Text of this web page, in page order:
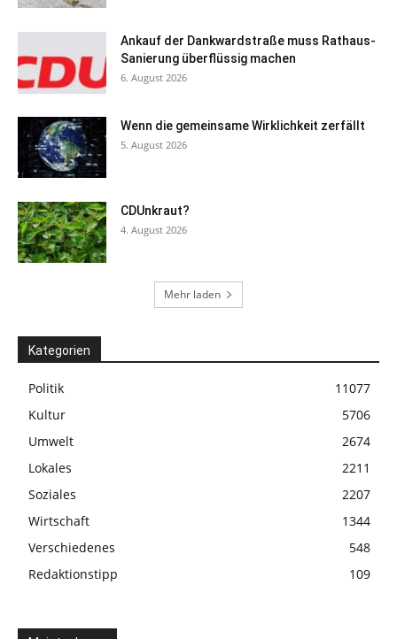
Ankauf der Dankwardstraße muss Rathaus-
Sanierung überflüssig machen
6. August 2026
Wenn die gemeinsame Wirklichkeit zerfällt
5. August 2026
CDUnkraut?
4. August 2026
Mehr laden
Kategorien
Politik
11077
Kultur
5706
Umwelt
2674
Lokales
2211
Soziales
2207
Wirtschaft
1344
Verschiedenes
548
Redaktionstipp
109